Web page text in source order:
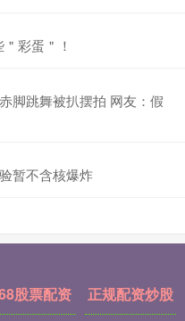
彩蛋＂！
脚跳舞被扒摆拍 网友：假
暂不含核爆炸
股票配资 正规配资炒股